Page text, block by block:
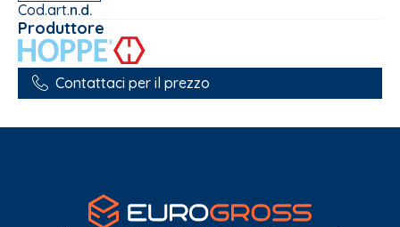
Cod.art.n.d.
Produttore
Contattaci per il prezzo